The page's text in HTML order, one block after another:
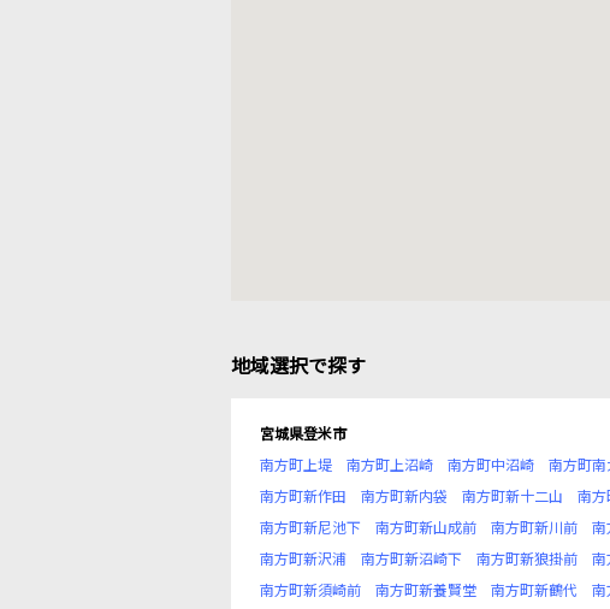
地域選択で探す
宮城県登米市
南方町上堤
南方町上沼崎 南方町中沼崎 南方町
南方町新作田
南方町新内袋 南方町新十二山 南方
南方町新尼池下
南方町新山成前 南方町新川前 南
南方町新沢浦
南方町新沼崎下 南方町新狼掛前 南
南方町新須崎前
南方町新養賢堂 南方町新鶴代 南